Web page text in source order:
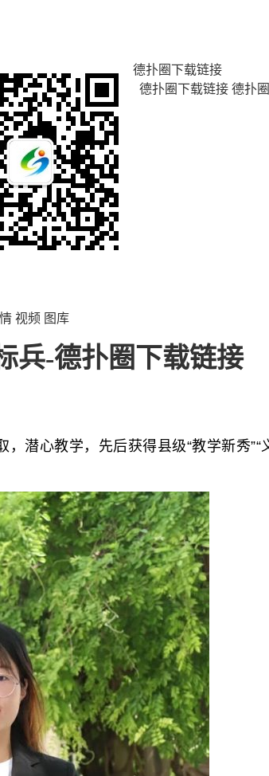
德扑圈下载链接
德扑圈下载链接 德扑
视频 图库
兵-德扑圈下载链接
心教学，先后获得县级“教学新秀”“